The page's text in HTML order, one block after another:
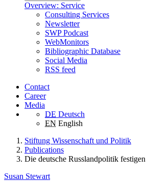
Overview: Service
Consulting Services
Newsletter
SWP Podcast
WebMonitors
Bibliographic Database
Social Media
RSS feed
Contact
Career
Media
DE Deutsch
EN English
Stiftung Wissenschaft und Politik
Publications
Die deutsche Russlandpolitik festigen
Susan Stewart